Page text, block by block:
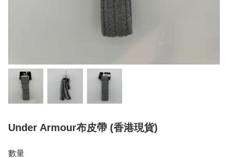
Under Armour布皮帶 (香港現貨)
數量